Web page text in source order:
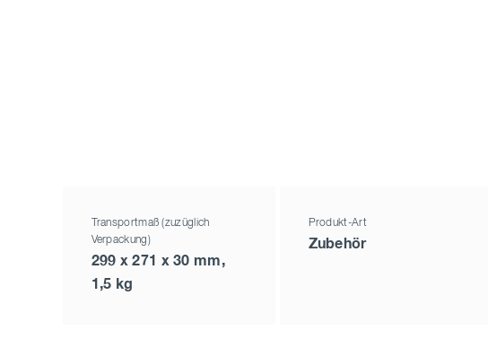
Transportmaß (zuzüglich
Verpackung)
299 x 271 x 30 mm,
1,5 kg
Produkt-Art
Zubehör